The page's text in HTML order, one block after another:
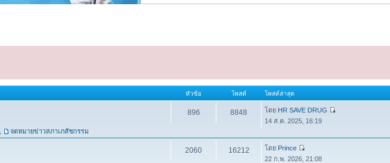
หัวข้อ โพสต์ โพสต์ล่าสุด
จดหมายข่าวสภาเภสัชกรรม
896 8848 โดย HR SAVE DRUG
14 ส.ค. 2025, 16:19
2060 16212 โดย Prince
22 ก.พ. 2026, 21:08